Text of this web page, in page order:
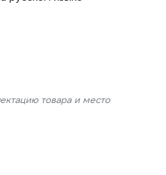
товара и место